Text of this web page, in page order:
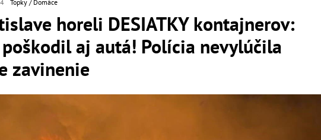
Topky Domáce
horeli DESIATKY kontajnerov:
poškodil aj autá! Polícia nevylúčila
zavinenie